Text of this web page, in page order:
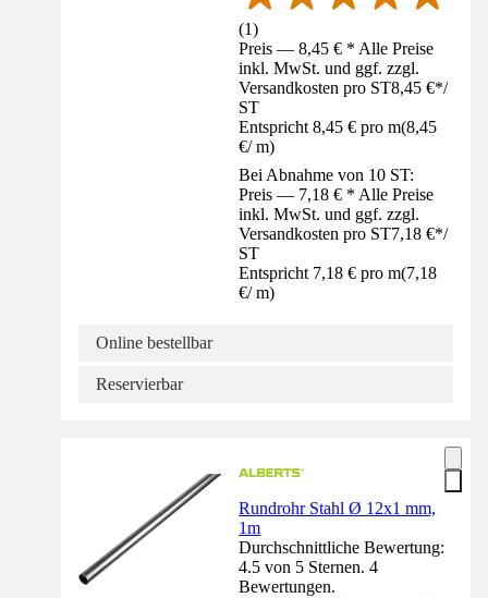
(1)
Preis — 8,45 € * Alle Preise
inkl. MwSt. und ggf. zzgl.
Versandkosten pro ST8,45 €*/
ST
Entspricht 8,45 € pro m(8,45
€/ m)
Bei Abnahme von 10 ST:
Preis — 7,18 € * Alle Preise
inkl. MwSt. und ggf. zzgl.
Versandkosten pro ST7,18 €*/
ST
Entspricht 7,18 € pro m(7,18
€/ m)
Online bestellbar
Reservierbar
Rundrohr Stahl Ø 12x1 mm,
1m
Durchschnittliche Bewertung:
4.5 von 5 Sternen. 4
Bewertungen.